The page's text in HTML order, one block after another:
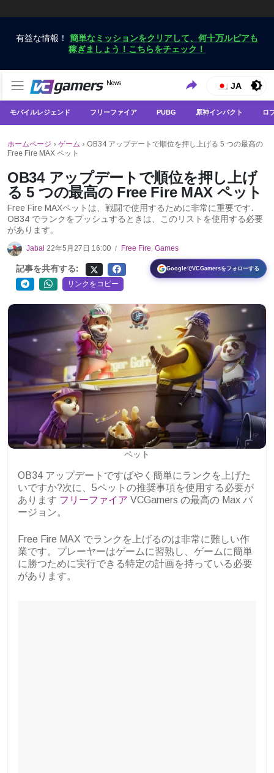
有益な情報！ 簡単なミッションをクリアして、何十万ルピアも
稼ぎましょう！こちらをチェック！
VCGamers ニュース
News
VCGamersだけで最新のゲームニュースを入手
JA
モバイルレジェンド フリーファイア PUBG 原神インパクト ロ
ホームページ › ゲーム › OB34 アップデートで順位を押し上げる 5 つの最高の
Free Fire MAX ペット
OB34 アップデートで順位を押し上げ
る 5 つの最高の Free Fire MAX ペット
Free Fire MAXペットは、戦闘で使用するために非常に重要です.
OB34 でランクをプッシュするときは、このリストを使用する必要
があります。
Jabal 22年5月27日 16:00 / Free Fire, Games
GoogleでVCGamersをフォローする
記事を共有する:
リンクをコピー
ペット
OB34 アップデートですばやく簡単にランクを上げた
いですか?次に、5ペットの推奨事項を使用する必要が
あります フリーファイア VCGamers の最高の Max バ
ージョン。
Free Fire MAX でランクを上げるのは非常に難しい作
業です。プレーヤーはゲームに習熟し、ゲームに簡単
に勝つために実行できる特定の計画を持っている必要
があります。